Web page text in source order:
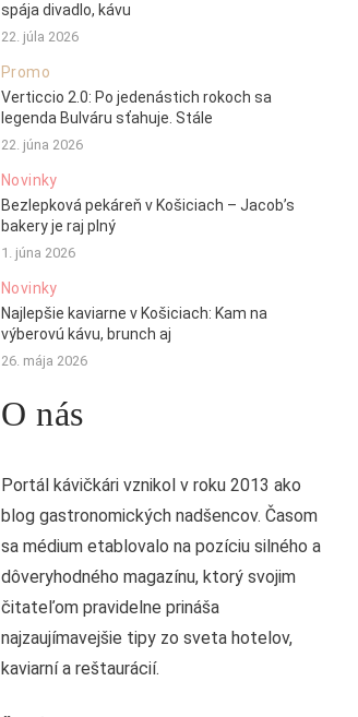
spája divadlo, kávu
22. júla 2026
Promo
Verticcio 2.0: Po jedenástich rokoch sa
legenda Bulváru sťahuje. Stále
22. júna 2026
Novinky
Bezlepková pekáreň v Košiciach – Jacob’s
bakery je raj plný
1. júna 2026
Novinky
Najlepšie kaviarne v Košiciach: Kam na
výberovú kávu, brunch aj
26. mája 2026
O nás
Portál kávičkári vznikol v roku 2013 ako
blog gastronomických nadšencov. Časom
sa médium etablovalo na pozíciu silného a
dôveryhodného magazínu, ktorý svojim
čitateľom pravidelne prináša
najzaujímavejšie tipy zo sveta hotelov,
kaviarní a reštaurácií.